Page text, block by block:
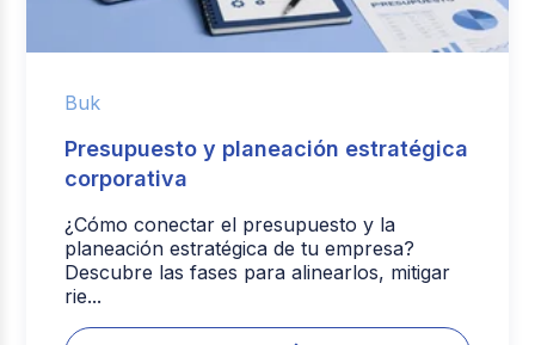
Buk
Presupuesto y planeación estratégica
corporativa
¿Cómo conectar el presupuesto y la
planeación estratégica de tu empresa?
Descubre las fases para alinearlos, mitigar
rie...